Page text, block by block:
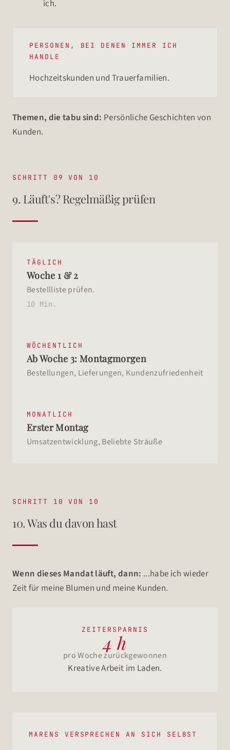
ich.
PERSONEN, BEI DENEN IMMER ICH
HANDLE
Hochzeitskunden und Trauerfamilien.
Themen, die tabu sind: Persönliche Geschichten von
Kunden.
SCHRITT 09 VON 10
9. Läuft's? Regelmäßig prüfen
TÄGLICH
Woche 1 & 2
Bestellliste prüfen.
10 Min.
WÖCHENTLICH
Ab Woche 3: Montagmorgen
Bestellungen, Lieferungen, Kundenzufriedenheit
MONATLICH
Erster Montag
Umsatzentwicklung, Beliebte Sträuße
SCHRITT 10 VON 10
10. Was du davon hast
Wenn dieses Mandat läuft, dann: ...habe ich wieder
Zeit für meine Blumen und meine Kunden.
ZEITERSPARNIS
4 h
pro Woche zurückgewonnen
Kreative Arbeit im Laden.
MARENS VERSPRECHEN AN SICH SELBST